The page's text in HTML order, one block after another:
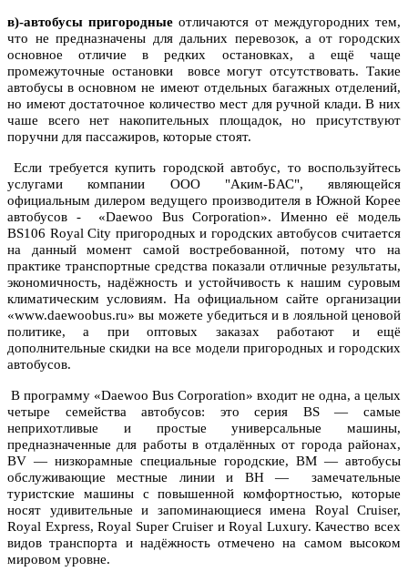
в)-автобусы пригородные отличаются от междугородних тем,
что не предназначены для дальних перевозок, а от городских
основное отличие в редких остановках, а ещё чаще
промежуточные остановки вовсе могут отсутствовать. Такие
автобусы в основном не имеют отдельных багажных отделений,
но имеют достаточное количество мест для ручной клади. В них
чаше всего нет накопительных площадок, но присутствуют
поручни для пассажиров, которые стоят.
Если требуется купить городской автобус, то воспользуйтесь
услугами компании ООО "Аким-БАС", являющейся
официальным дилером ведущего производителя в Южной Корее
автобусов - «Daewoo Bus Corporation». Именно её модель
BS106 Royal City пригородных и городских автобусов считается
на данный момент самой востребованной, потому что на
практике транспортные средства показали отличные результаты,
экономичность, надёжность и устойчивость к нашим суровым
климатическим условиям. На официальном сайте организации
«www.daewoobus.ru» вы можете убедиться и в лояльной ценовой
политике, а при оптовых заказах работают и ещё
дополнительные скидки на все модели пригородных и городских
автобусов.
В программу «Daewoo Bus Corporation» входит не одна, а целых
четыре семейства автобусов: это серия BS — самые
неприхотливые и простые универсальные машины,
предназначенные для работы в отдалённых от города районах,
BV — низкорамные специальные городские, ВМ — автобусы
обслуживающие местные линии и ВН — замечательные
туристские машины с повышенной комфортностью, которые
носят удивительные и запоминающиеся имена Royal Cruiser,
Royal Express, Royal Super Cruiser и Royal Luxury. Качество всех
видов транспорта и надёжность отмечено на самом высоком
мировом уровне.